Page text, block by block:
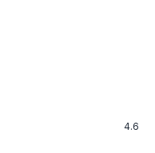
4.6